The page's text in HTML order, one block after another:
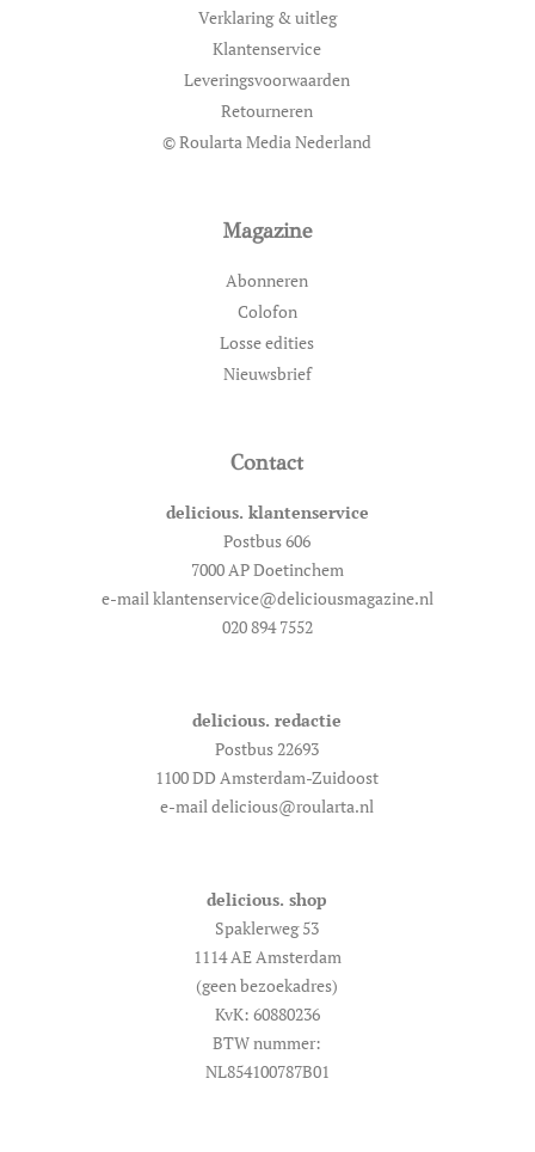
Verklaring & uitleg
Klantenservice
Leveringsvoorwaarden
Retourneren
© Roularta Media Nederland
Magazine
Abonneren
Colofon
Losse edities
Nieuwsbrief
Contact
delicious. klantenservice
Postbus 606
7000 AP Doetinchem
e-mail klantenservice@deliciousmagazine.nl
020 894 7552
delicious. redactie
Postbus 22693
1100 DD Amsterdam-Zuidoost
e-mail delicious@roularta.nl
delicious. shop
Spaklerweg 53
1114 AE Amsterdam
(geen bezoekadres)
KvK: 60880236
BTW nummer:
NL854100787B01